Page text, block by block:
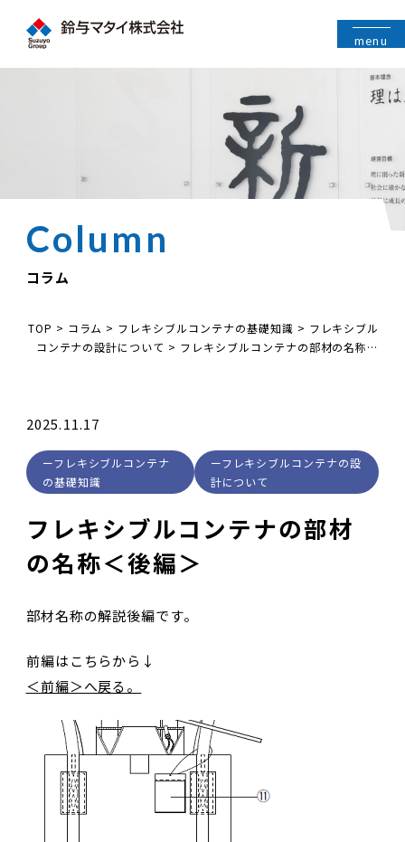
menu
コラム
TOP > コラム > フレキシブルコンテナの基礎知識 > フレキシブル
コンテナの設計について > フレキシブルコンテナの部材の名称＜
2025.11.17
フレキシブルコンテナ
の基礎知識
フレキシブルコンテナの設
計について
フレキシブルコンテナの部材
の名称＜後編＞
部材名称の解説後編です。
前編はこちらから↓
＜前編＞へ戻る。